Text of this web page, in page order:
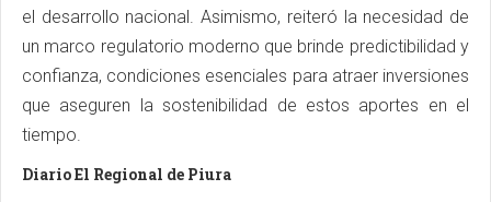
el desarrollo nacional. Asimismo, reiteró la necesidad de
un marco regulatorio moderno que brinde predictibilidad y
confianza, condiciones esenciales para atraer inversiones
que aseguren la sostenibilidad de estos aportes en el
tiempo.
Diario El Regional de Piura